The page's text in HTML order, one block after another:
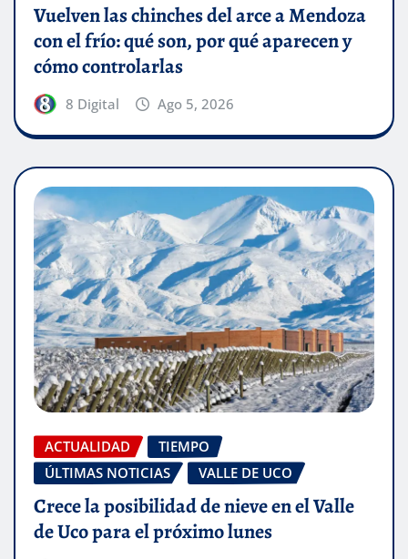
Vuelven las chinches del arce a Mendoza
con el frío: qué son, por qué aparecen y
cómo controlarlas
8 Digital Ago 5, 2026
ACTUALIDAD
TIEMPO
ÚLTIMAS NOTICIAS
VALLE DE UCO
Crece la posibilidad de nieve en el Valle
de Uco para el próximo lunes